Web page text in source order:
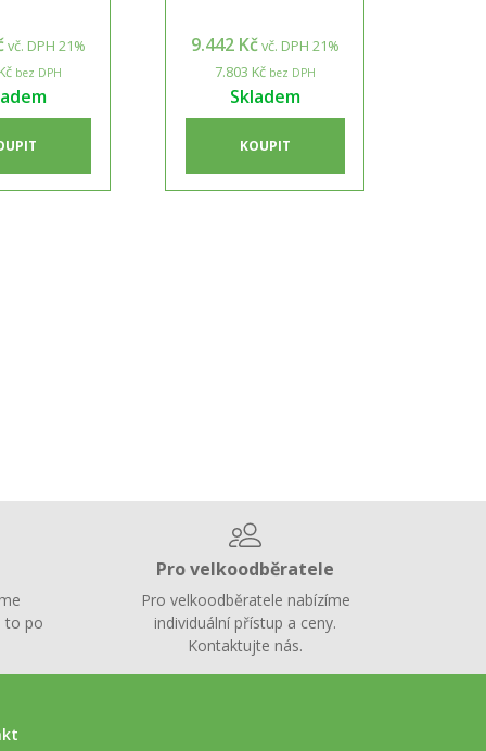
vč. DPH 21%
bez DPH
9.442 Kčvč. DPH 21%
7.803 Kčbez DPH
Skladem
KOUPIT
to po
Pro velkoodběratele
Pro velkoodběratele nabízíme
individuální přístup a ceny.
Kontaktujte nás.